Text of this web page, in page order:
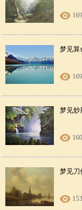
梦见算
梦见炒
梦见刀